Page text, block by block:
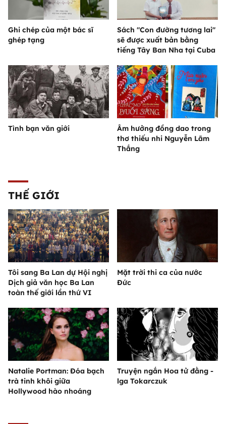
Ghi chép của một bác sĩ
ghép tạng
Sách "Con đường tương lai"
sẽ được xuất bản bằng
tiếng Tây Ban Nha tại Cuba
Tình bạn văn giới
Âm hưởng đồng dao trong
thơ thiếu nhi Nguyễn Lãm
Thắng
THẾ GIỚI
Tôi sang Ba Lan dự Hội nghị
Dịch giả văn học Ba Lan
toàn thế giới lần thứ VI
Mặt trời thi ca của nước
Đức
Natalie Portman: Đóa bạch
trà tinh khôi giữa
Hollywood hào nhoáng
Truyện ngắn Hoa tử đằng -
lga Tokarczuk